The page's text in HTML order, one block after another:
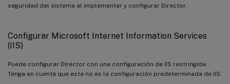
seguridad del sistema al implementar y configurar Director.
Configurar Microsoft Internet Information Services
(IIS)
Puede configurar Director con una configuración de IIS restringida.
Tenga en cuenta que esta no es la configuración predeterminada de IIS.